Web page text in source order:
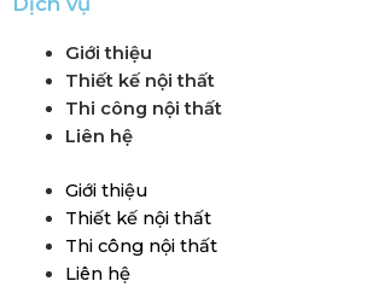
Giới thiệu
Thiết kế nội thất
Thi công nội thất
Liên hệ
Giới thiệu
Thiết kế nội thất
Thi công nội thất
Liên hệ